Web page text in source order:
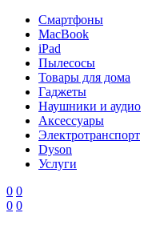
Смартфоны
MacBook
iPad
Пылесосы
Товары для дома
Гаджеты
Наушники и аудио
Аксессуары
Электротранспорт
Dyson
Услуги
0 0
0 0